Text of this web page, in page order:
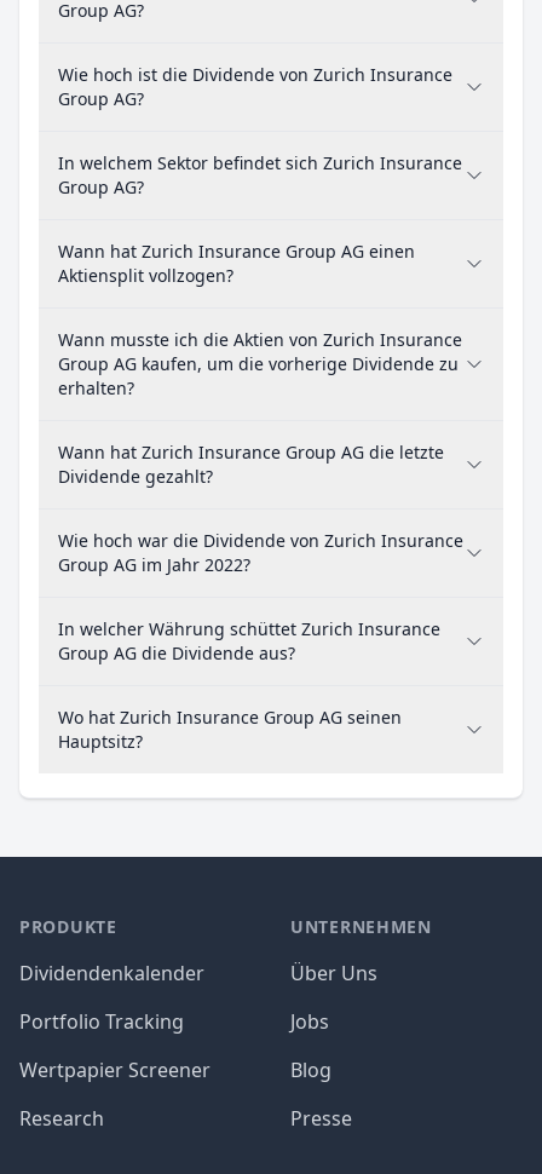
Group AG?
Wie hoch ist die Dividende von Zurich Insurance
Group AG?
In welchem Sektor befindet sich Zurich Insurance
Group AG?
Wann hat Zurich Insurance Group AG einen
Aktiensplit vollzogen?
Wann musste ich die Aktien von Zurich Insurance
Group AG kaufen, um die vorherige Dividende zu
erhalten?
Wann hat Zurich Insurance Group AG die letzte
Dividende gezahlt?
Wie hoch war die Dividende von Zurich Insurance
Group AG im Jahr 2022?
In welcher Währung schüttet Zurich Insurance
Group AG die Dividende aus?
Wo hat Zurich Insurance Group AG seinen
Hauptsitz?
PRODUKTE
Dividendenkalender
Portfolio Tracking
Wertpapier Screener
Research
UNTERNEHMEN
Über Uns
Jobs
Blog
Presse